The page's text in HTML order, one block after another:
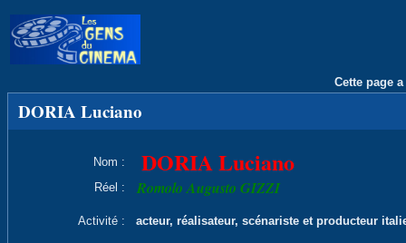
Cette page
DORIA Luciano
Nom : DORIA Luciano
Réel : Romolo Augusto GIZZI
Activité : acteur, réalisateur, scénariste et producteur